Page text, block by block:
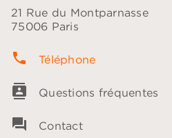
21 Rue du Montparnasse
75006 Paris
phone Téléphone
contacts Questions fréquentes
question_answer Contact